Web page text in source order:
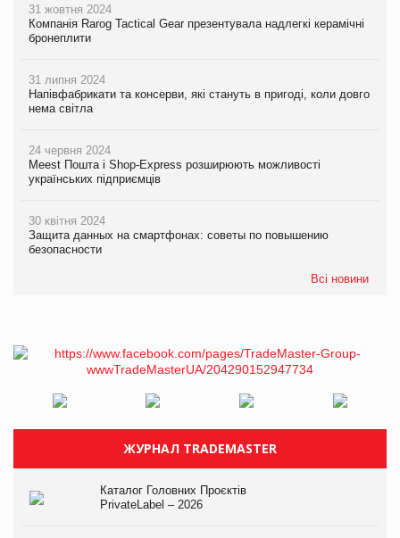
31 жовтня 2024
Компанія Rarog Tactical Gear презентувала надлегкі керамічні
бронеплити
31 липня 2024
Напівфабрикати та консерви, які стануть в пригоді, коли довго
нема світла
24 червня 2024
Meest Пошта і Shop-Express розширюють можливості
українських підприємців
30 квітня 2024
Защита данных на смартфонах: советы по повышению
безопасности
Всі новини
ЖУРНАЛ TRADEMASTER
Каталог Головних Проєктів
PrivateLabel – 2026